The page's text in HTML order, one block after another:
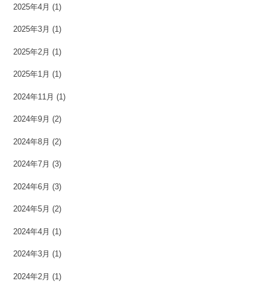
2025年4月 (1)
2025年3月 (1)
2025年2月 (1)
2025年1月 (1)
2024年11月 (1)
2024年9月 (2)
2024年8月 (2)
2024年7月 (3)
2024年6月 (3)
2024年5月 (2)
2024年4月 (1)
2024年3月 (1)
2024年2月 (1)